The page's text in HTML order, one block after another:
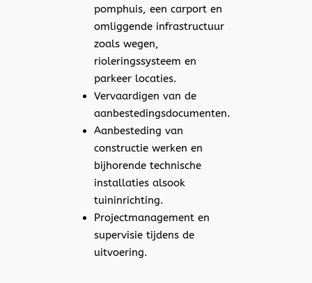
pomphuis, een carport en
omliggende infrastructuur
zoals wegen,
rioleringssysteem en
parkeer locaties.
Vervaardigen van de
aanbestedingsdocumenten.
Aanbesteding van
constructie werken en
bijhorende technische
installaties alsook
tuininrichting.
Projectmanagement en
supervisie tijdens de
uitvoering.